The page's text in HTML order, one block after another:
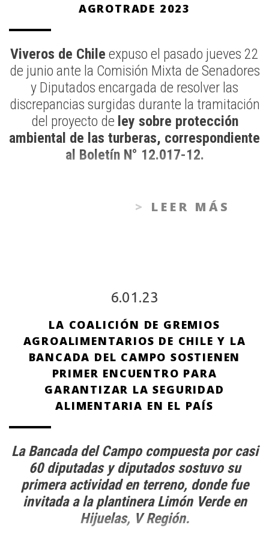
AGROTRADE 2023
Viveros de Chile expuso el pasado jueves 22
de junio ante la Comisión Mixta de Senadores
y Diputados encargada de resolver las
discrepancias surgidas durante la tramitación
del proyecto de ley sobre protección
ambiental de las turberas, correspondiente
al Boletín N° 12.017-12.
LEER MÁS
6.01.23
LA COALICIÓN DE GREMIOS
AGROALIMENTARIOS DE CHILE Y LA
BANCADA DEL CAMPO SOSTIENEN
PRIMER ENCUENTRO PARA
GARANTIZAR LA SEGURIDAD
ALIMENTARIA EN EL PAÍS
La Bancada del Campo compuesta por casi
60 diputadas y diputados sostuvo su
primera actividad en terreno, donde fue
invitada a la plantinera Limón Verde en
Hijuelas, V Región.